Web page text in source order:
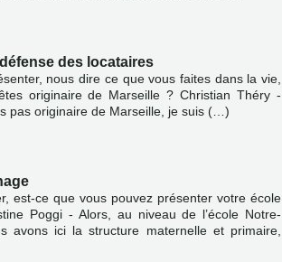
des locataires
nous dire ce que vous faites dans la vie,
originaire de Marseille ? Christian Théry -
pas originaire de Marseille, je suis (…)
est-ce que vous pouvez présenter votre école
Poggi - Alors, au niveau de l’école Notre-
avons ici la structure maternelle et primaire,